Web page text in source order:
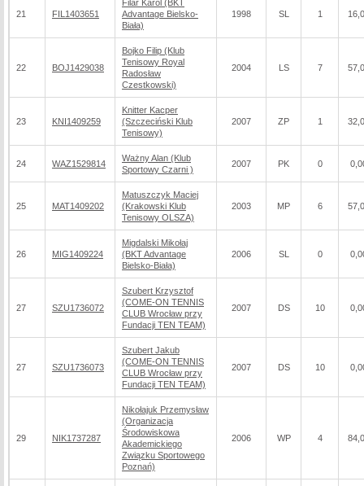
21 FIL1403651
Filar Karol (BKT
Advantage Bielsko-
Biała)
1998 SL 1
22 BOJ1429038
Bojko Filip (Klub
Tenisowy Royal
Radosław
Czestkowski)
2004 LS 7
23 KNI1409259
Knitter Kacper
(Szczeciński Klub
Tenisowy)
2007 ZP 1
24 WAZ1529814
Ważny Alan (Klub
Sportowy Czarni )
2007 PK 0
25 MAT1409202
Matuszczyk Maciej
(Krakowski Klub
Tenisowy OLSZA)
2003 MP 6
26 MIG1409224
Migdalski Mikołaj
(BKT Advantage
Bielsko-Biała)
2006 SL 0
27 SZU1736072
Szubert Krzysztof
(COME-ON TENNIS
CLUB Wrocław przy
Fundacji TEN TEAM)
2007 DS 10
27 SZU1736073
Szubert Jakub
(COME-ON TENNIS
CLUB Wrocław przy
Fundacji TEN TEAM)
2007 DS 10
29 NIK1737287
Nikołajuk Przemysław
(Organizacja
Środowiskowa
Akademickiego
Związku Sportowego
Poznań)
2006 WP 4